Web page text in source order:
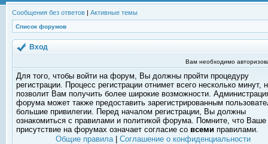
Сообщения без ответов | Активные темы
Список форумов
Вход
Вам необходимо
Для того, чтобы войти на форум, Вы должны пройти процедуру
регистрации. Процесс регистрации отнимет всего несколько минут,
позволит Вам получить более широкие возможности.
форума может также предоставить зарегистрированным
большие привилегии. Перед началом регистрации, Вы должны
ознакомиться с правилами и политикой форума. Помните, что Ваше
присутствие на форумах означает согласие со всеми правилами.
Общие правила| Соглашение о конфиденциальности